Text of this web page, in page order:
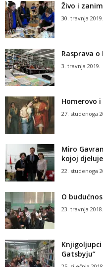
Živo i
30. travnja 2019.
Rasprava
3. travnja 2019.
Homerovo
27. studenoga
Miro
kojoj djeluje
22. studenoga
O
23. travnja 2018.
Gatsbyju”